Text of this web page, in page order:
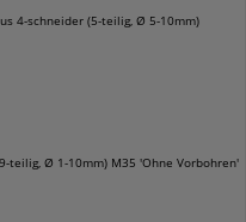
4-schneider (5-teilig, Ø 5-10mm)
teilig, Ø 1-10mm) M35 'Ohne Vorbohren'